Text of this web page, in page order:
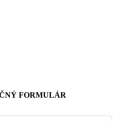
FORMULÁR